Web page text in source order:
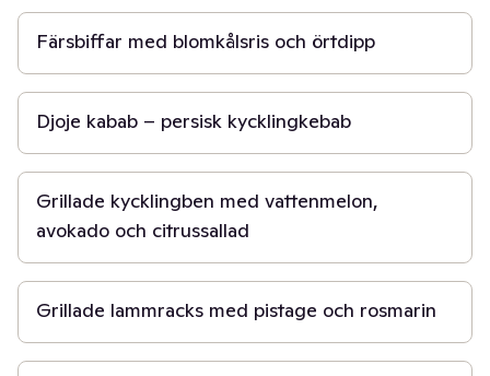
Färsbiffar med blomkålsris och örtdipp
3 t
Djoje kabab – persisk kycklingkebab
20 min
Grillade kycklingben med vattenmelon,
avokado och citrussallad
3 t
Grillade lammracks med pistage och rosmarin
1 t 30 min